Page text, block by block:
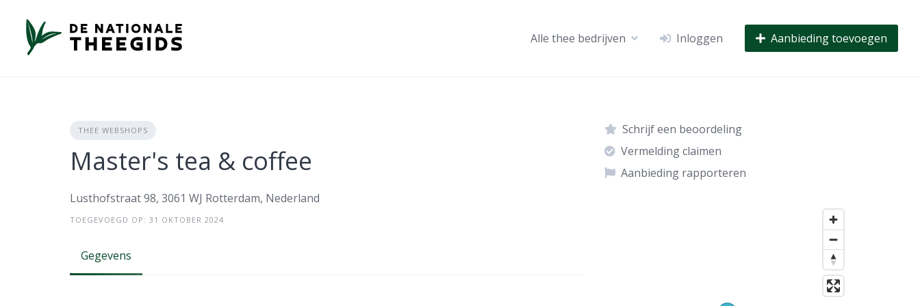
content
Alle thee bedrijven Inloggen Aanbieding toevoegen
THEE WEBSHOPS
Master's tea & coffee
Lusthofstraat 98, 3061 WJ Rotterdam, Nederland
TOEGEVOEGD OP: 31 OKTOBER 2024
Gegevens
Schrijf een beoordeling
Vermelding claimen
Aanbieding rapporteren